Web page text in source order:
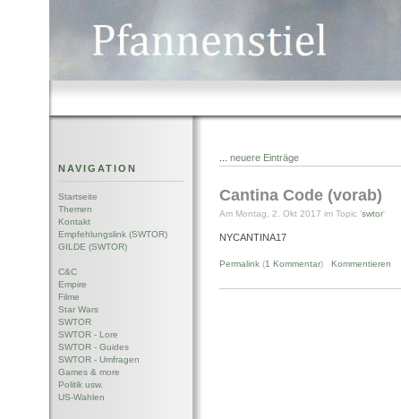
NAVIGATION
Startseite
Themen
Kontakt
Empfehlungslink (SWTOR)
GILDE (SWTOR)
C&C
Empire
Filme
Star Wars
SWTOR
SWTOR - Lore
SWTOR - Guides
SWTOR - Umfragen
Games & more
Politik usw.
US-Wahlen
neuere Einträge
Cantina Code (vorab)
Am Montag, 2. Okt 2017 im Topic 'swtor'
NYCANTINA17
Permalink (1 Kommentar) Kommentieren